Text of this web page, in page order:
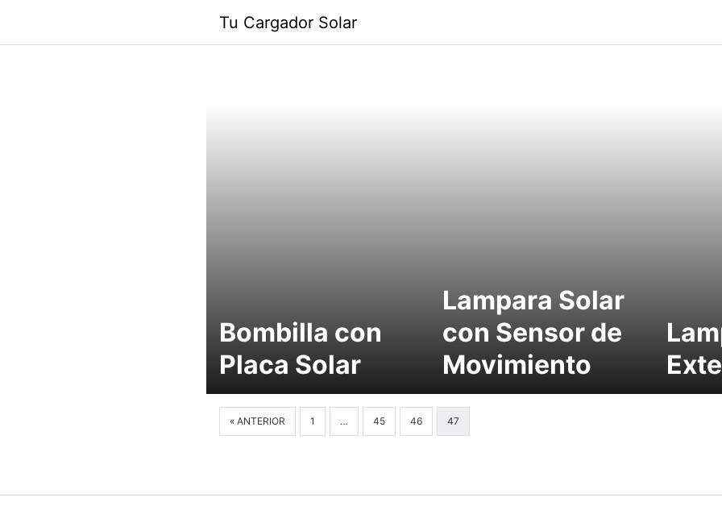
contenido
Tu Cargador Solar
Bombilla con
Placa Solar
Lampara Solar
con Sensor de
Movimiento
« ANTERIOR 1 … 45 46 47